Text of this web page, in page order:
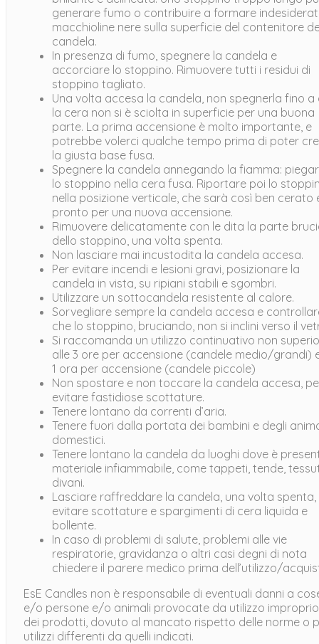
generare fumo o contribuire a formare
macchioline nere sulla superficie del contenitore
candela.
In presenza di fumo, spegnere la candela e
accorciare lo stoppino. Rimuovere tutti i residui di
stoppino tagliato.
Una volta accesa la candela, non spegnerla fino a
la cera non si è sciolta in superficie per una buona
parte. La prima accensione è molto importante, e
potrebbe volerci qualche tempo prima di poter
la giusta base fusa.
Spegnere la candela annegando la fiamma:
lo stoppino nella cera fusa. Riportare poi lo
nella posizione verticale, che sarà così ben cerato
pronto per una nuova accensione.
Rimuovere delicatamente con le dita la parte
dello stoppino, una volta spenta.
Non lasciare mai incustodita la candela accesa.
Per evitare incendi e lesioni gravi, posizionare la
candela in vista, su ripiani stabili e sgombri.
Utilizzare un sottocandela resistente al calore.
Sorvegliare sempre la candela accesa e
che lo stoppino, bruciando, non si inclini verso il
Si raccomanda un utilizzo continuativo non
alle 3 ore per accensione (candele medio/grandi)
1 ora per accensione (candele piccole)
Non spostare e non toccare la candela accesa,
evitare fastidiose scottature.
Tenere lontano da correnti d’aria.
Tenere fuori dalla portata dei bambini e degli
domestici.
Tenere lontano la candela da luoghi dove è
materiale infiammabile, come tappeti, tende,
divani.
Lasciare raffreddare la candela, una volta spenta,
evitare scottature e spargimenti di cera liquida e
bollente.
In caso di problemi di salute, problemi alle vie
respiratorie, gravidanza o altri casi degni di nota
chiedere il parere medico prima dell’utilizzo/
EsE Candles non è responsabile di eventuali danni a
e/o persone e/o animali provocate da utilizzo improprio
dei prodotti, dovuto al mancato rispetto delle norme o
utilizzi differenti da quelli indicati.